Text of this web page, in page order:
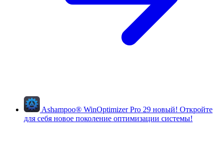
Ashampoo® WinOptimizer Pro 29 новый! Откройте
для себя новое поколение оптимизации системы!